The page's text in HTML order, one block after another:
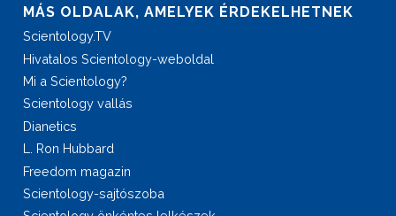
MÁS OLDALAK, AMELYEK ÉRDEKELHETNEK
Scientology.TV
Hivatalos Scientology-weboldal
Mi a Scientology?
Scientology vallás
Dianetics
L. Ron Hubbard
Freedom magazin
Scientology-sajtószoba